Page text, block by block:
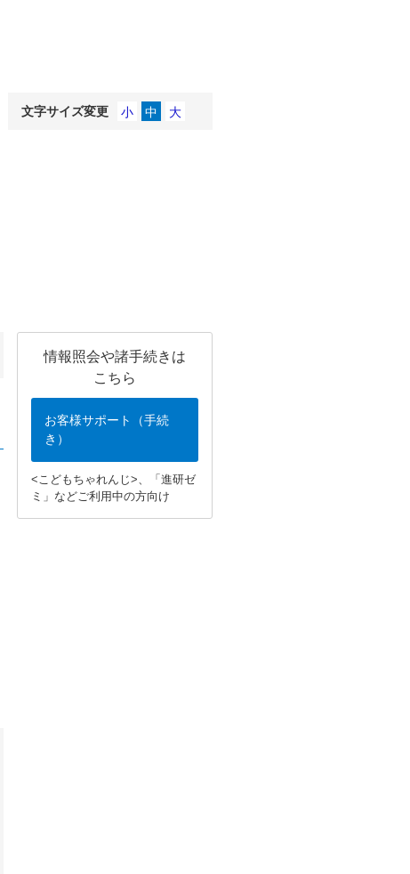
文字サイズ変更
情報照会や諸手続きは
こちら
お客様サポート（手続
き）
<こどもちゃれんじ>、「進研ゼ
ミ」などご利用中の方向け